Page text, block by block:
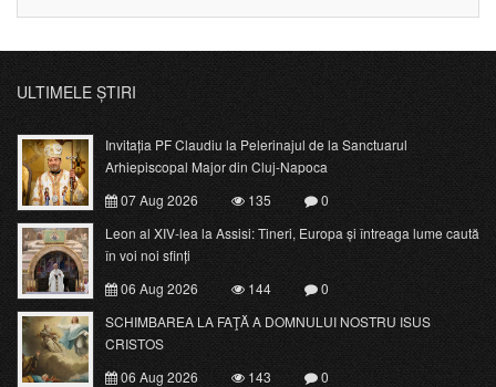
ULTIMELE ȘTIRI
Invitația PF Claudiu la Pelerinajul de la Sanctuarul
Arhiepiscopal Major din Cluj-Napoca
07 Aug 2026
135
0
Leon al XIV-lea la Assisi: Tineri, Europa și întreaga lume caută
în voi noi sfinți
06 Aug 2026
144
0
SCHIMBAREA LA FAŢĂ A DOMNULUI NOSTRU ISUS
CRISTOS
06 Aug 2026
143 0